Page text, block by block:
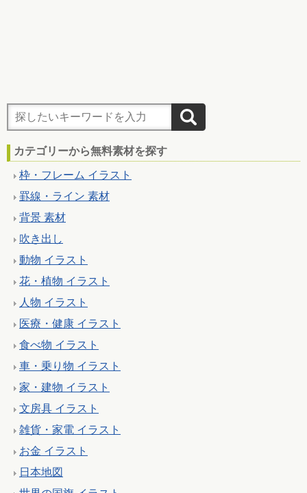
カテゴリーから無料素材を探す
枠・フレーム イラスト
罫線・ライン 素材
背景 素材
吹き出し
動物 イラスト
花・植物 イラスト
人物 イラスト
医療・健康 イラスト
食べ物 イラスト
車・乗り物 イラスト
家・建物 イラスト
文房具 イラスト
雑貨・家電 イラスト
お金 イラスト
日本地図